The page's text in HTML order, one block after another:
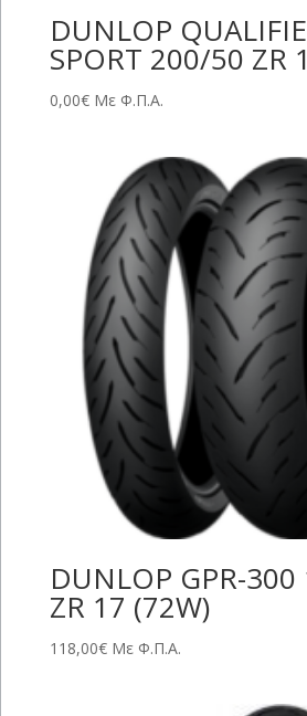
DUNLOP
SPORT 200/50 ZR
0,00€ Με Φ.Π.Α.
DUNLOP GPR-
ZR 17 (72W)
118,00€ Με Φ.Π.Α.